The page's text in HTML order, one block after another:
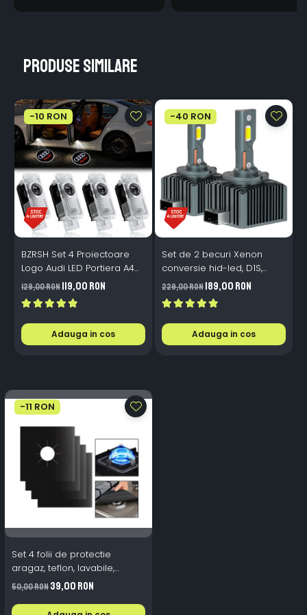
Produse similare
-10 RON
BZRSH Set 4 Proiectoare
Logo Audi LED Portiera A4
A5 A6 A7 A8 Q3 Q5 Q7 - 12V
5W Plug & Play
129,00 RON119,00 RON
Adauga in cos
-40 RON
Set de 2 becuri Xenon
conversie hid-led, D1S,
120W, 12.000lm, Canbus,
Miez Cupru, Radiator
Aluminiu, Premium, Alb
Rece
229,00 RON189,00 RON
Adauga in cos
-11 RON
Set 4 folii de protectie
aragaz, teflon, lavabile,
reutilizabile, Negru/Gri
50,00 RON39,00 RON